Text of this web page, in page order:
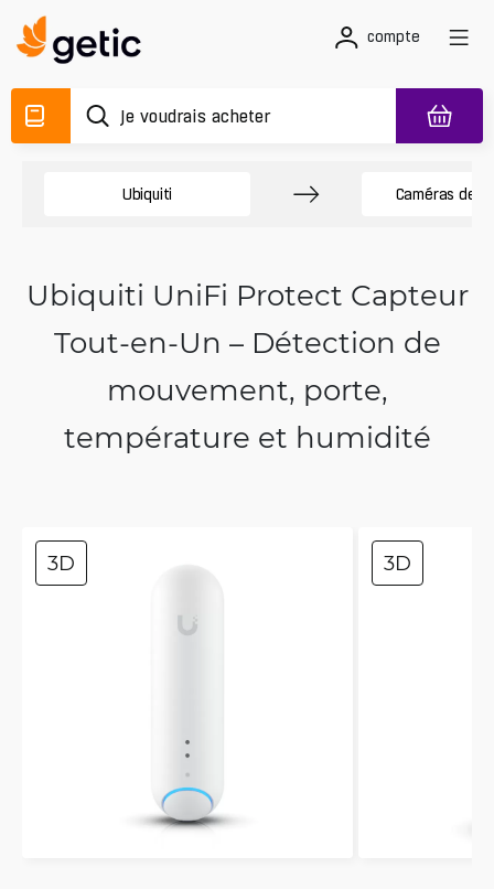
compte
Ubiquiti Caméras de
Ubiquiti UniFi Protect Capteur
Tout-en-Un – Détection de
mouvement, porte,
température et humidité
3D 3D